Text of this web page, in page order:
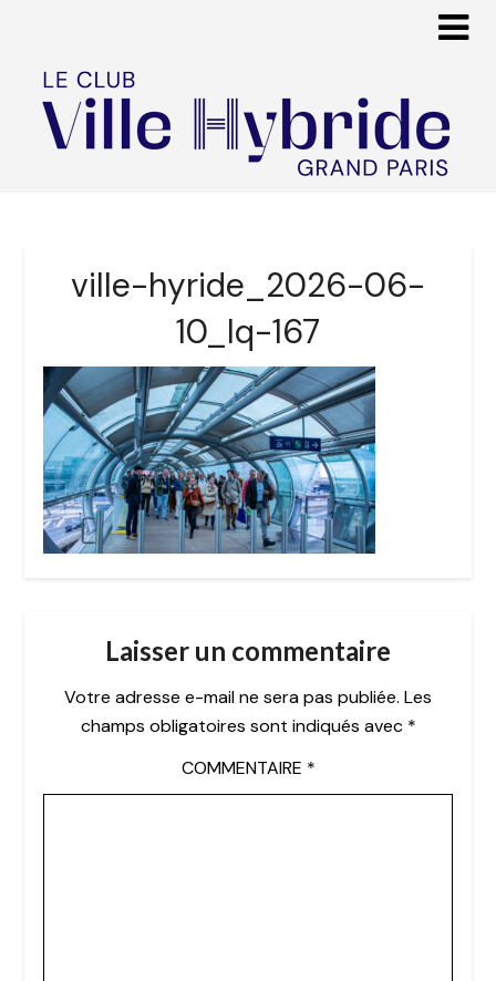
ville-hyride_2026-06-
10_lq-167
Laisser un commentaire
Votre adresse e-mail ne sera pas publiée. Les
champs obligatoires sont indiqués avec *
COMMENTAIRE *